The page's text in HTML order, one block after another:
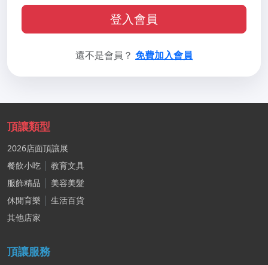
登入會員
還不是會員？ 免費加入會員
頂讓類型
2026店面頂讓展
餐飲小吃
教育文具
服飾精品
美容美髮
休閒育樂
生活百貨
其他店家
頂讓服務